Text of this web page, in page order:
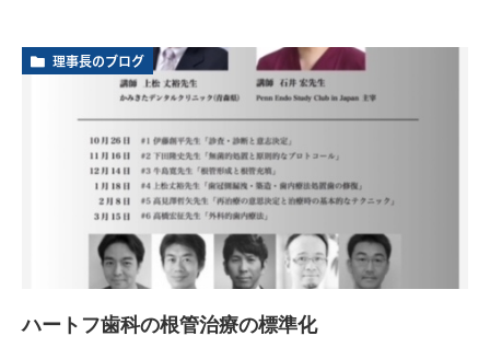
理事長のブログ
ハートフ歯科の根管治療の標準化